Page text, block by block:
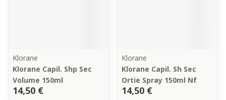
Klorane
Klorane Capil. Shp Sec
Volume 150ml
14,50 €
Klorane
Klorane Capil. Sh Sec
Ortie Spray 150ml Nf
14,50 €